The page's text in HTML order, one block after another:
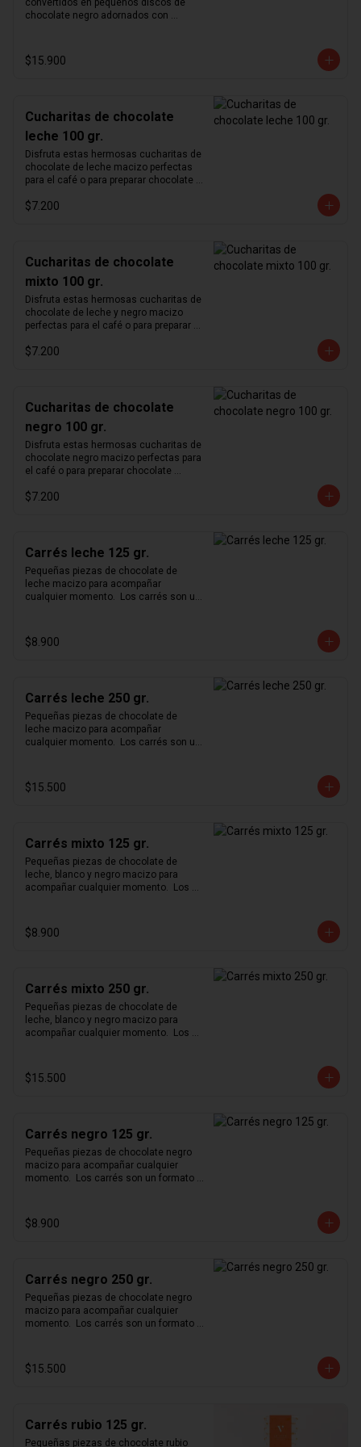
hecho votos de pobreza.
convertidos en pequeños discos de
chocolate negro adornados con
picoteo chocolatoso para disfrutar en
cualquier ocasión. El nombre mendigos
mendigos", un antiguo cuento irlandés.
Cada fruto seco representa las
distintas órdenes religiosas habiendo
hecho votos de pobreza.
$15.900
Cucharitas de chocolate
leche 100 gr.
Disfruta estas hermosas cucharitas de
chocolate de leche macizo perfectas
para el café o para preparar chocolate
terrosas, perfectas para hacer
$7.200
Cucharitas de chocolate
mixto 100 gr.
Disfruta estas hermosas cucharitas de
chocolate de leche y negro macizo
perfectas para el café o para preparar
de notas terrosas, perfectas para hacer
$7.200
Cucharitas de chocolate
negro 100 gr.
Disfruta estas hermosas cucharitas de
chocolate negro macizo perfectas para
el café o para preparar chocolate
terrosas, perfectas para hacer
$7.200
Carrés leche 125 gr.
Pequeñas piezas de chocolate de
leche macizo para acompañar
cualquier momento.  Los carrés son un
en cualquier momento del día.
$8.900
Carrés leche 250 gr.
Pequeñas piezas de chocolate de
leche macizo para acompañar
cualquier momento.  Los carrés son un
en cualquier momento del día.
$15.500
Carrés mixto 125 gr.
Pequeñas piezas de chocolate de
leche, blanco y negro macizo para
acompañar cualquier momento.  Los
exquisito chocolate en cualquier
momento del día.
$8.900
Carrés mixto 250 gr.
Pequeñas piezas de chocolate de
leche, blanco y negro macizo para
acompañar cualquier momento.  Los
exquisito chocolate en cualquier
momento del día.
$15.500
Carrés negro 125 gr.
Pequeñas piezas de chocolate negro
macizo para acompañar cualquier
momento.  Los carrés son un formato
cualquier momento del día.
$8.900
Carrés negro 250 gr.
Pequeñas piezas de chocolate negro
macizo para acompañar cualquier
momento.  Los carrés son un formato
cualquier momento del día.
$15.500
Carrés rubio 125 gr.
Pequeñas piezas de chocolate rubio